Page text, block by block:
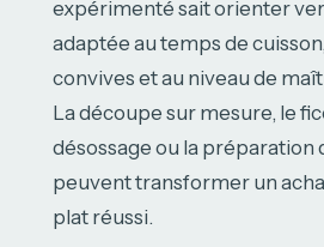
expérimenté sait orienter
adaptée au temps de
convives et au niveau de
La découpe sur mesure, le
désossage ou la préparation
peuvent transformer un
plat réussi.